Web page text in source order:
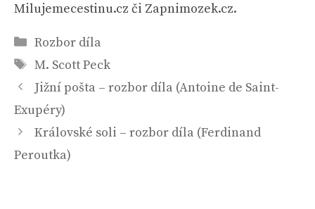
Milujemecestinu.cz či Zapnimozek.cz.
Rubriky
Rozbor díla
Štítky
M. Scott Peck
Jižní pošta – rozbor díla (Antoine de Saint-
Exupéry)
Královské soli – rozbor díla (Ferdinand
Peroutka)